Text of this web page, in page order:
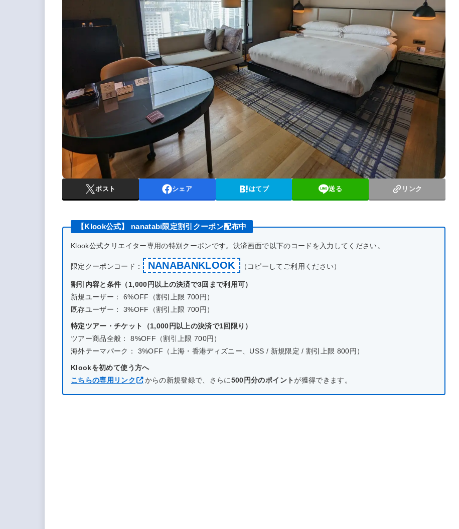
ポスト シェア はてブ 送る リンク
【Klook公式】 nanatabi限定割引クーポン配布中
Klook公式クリエイター専用の特別クーポンです。決済画面で以下のコードを入力してください。
限定クーポンコード： NANABANKLOOK （コピーしてご利用ください）
割引内容と条件（1,000円以上の決済で3回まで利用可）
新規ユーザー： 6%OFF（割引上限 700円）
既存ユーザー： 3%OFF（割引上限 700円）
特定ツアー・チケット（1,000円以上の決済で1回限り）
ツアー商品全般： 8%OFF（割引上限 700円）
海外テーマパーク： 3%OFF（上海・香港ディズニー、USS / 新規限定 / 割引上限 800円）
Klookを初めて使う方へ
こちらの専用リンク
からの新規登録で、さらに500円分のポイントが獲得できます。